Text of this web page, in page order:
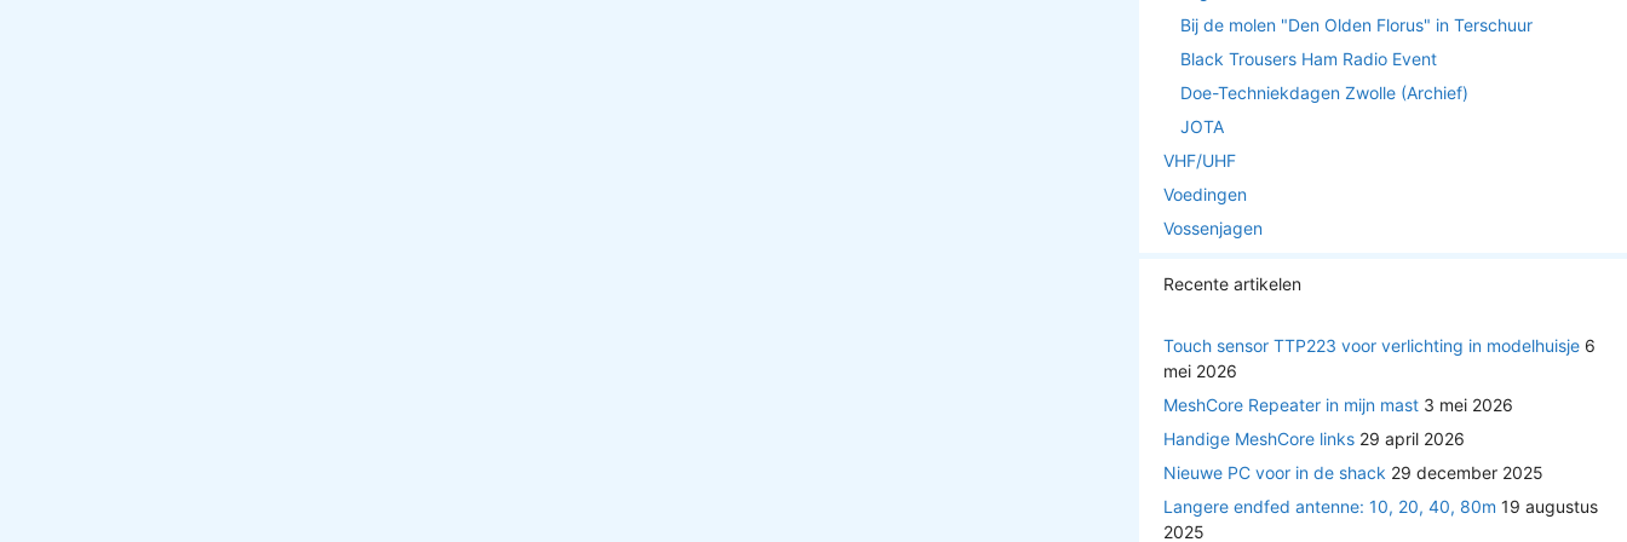
Bij de molen "Den Olden Florus" in Terschuur
Black Trousers Ham Radio Event
Doe-Techniekdagen Zwolle (Archief)
JOTA
VHF/UHF
Voedingen
Vossenjagen
Recente artikelen
Touch sensor TTP223 voor verlichting in modelhuisje 6
mei 2026
MeshCore Repeater in mijn mast 3 mei 2026
Handige MeshCore links 29 april 2026
Nieuwe PC voor in de shack 29 december 2025
Langere endfed antenne: 10, 20, 40, 80m 19 augustus
2025